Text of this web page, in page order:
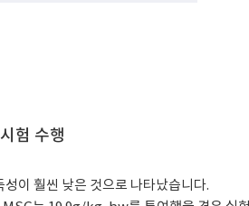
험 수행
이 훨씬 낮은 것으로 나타났습니다.